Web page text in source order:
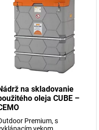
na skladovanie
oleja CUBE –
Premium, s